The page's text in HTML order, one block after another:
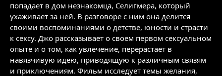
попадает в дом незнакомца, Селигмера, который
ухаживает за ней. В разговоре с ним она делится
своими воспоминаниями о детстве, юности и страсти
к сексу. Джо рассказывает о своем первом сексуальном
опыте и о том, как увлечение, перерастает в
навязчивую идею, приводящую к различным связям
и приключениям. Фильм исследует темы желания,